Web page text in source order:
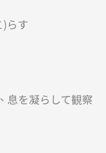
)らす
息を凝らして観察